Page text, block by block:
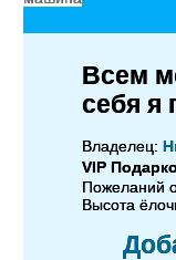
Всем
себя я
Владелец:
VIP
Пожеланий
Высота